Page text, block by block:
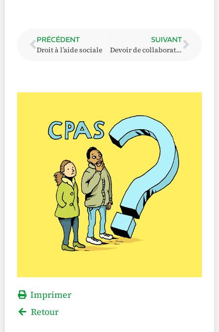
PRÉCÉDENT
Droit à l’aide sociale
SUIVANT
Devoir de collaboration
Imprimer
Retour